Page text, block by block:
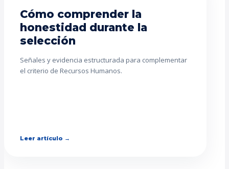
Cómo comprender la
honestidad durante la
selección
Señales y evidencia estructurada para complementar
el criterio de Recursos Humanos.
Leer artículo →